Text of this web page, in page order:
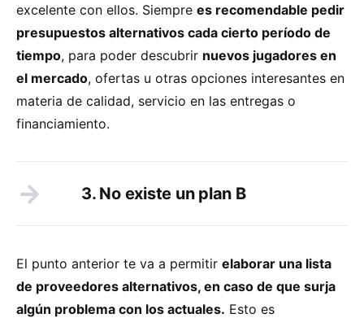
excelente con ellos. Siempre es recomendable pedir
presupuestos alternativos cada cierto período de
tiempo, para poder descubrir nuevos jugadores en
el mercado, ofertas u otras opciones interesantes en
materia de calidad, servicio en las entregas o
financiamiento.
3. No existe un plan B
El punto anterior te va a permitir elaborar una lista
de proveedores alternativos, en caso de que surja
algún problema con los actuales. Esto es